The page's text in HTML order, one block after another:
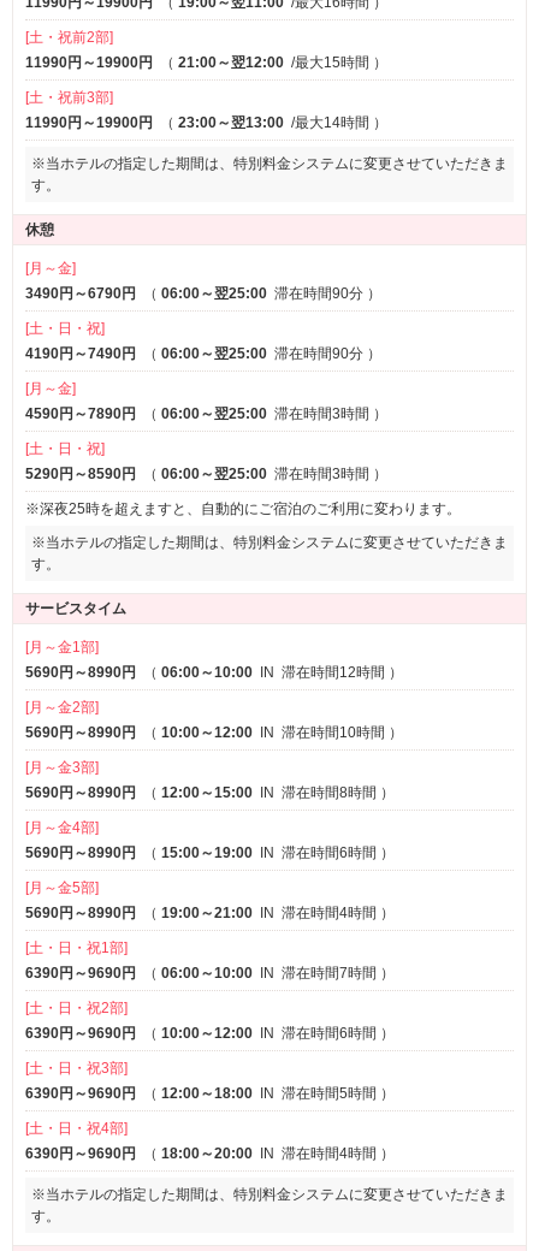
[土・祝前2部]
11990円～19900円
（ 21:00～翌12:00 /最大15時間 ）
[土・祝前3部]
11990円～19900円
（ 23:00～翌13:00 /最大14時間 ）
※当ホテルの指定した期間は、特別料金システムに変更させていただきま
す。
休憩
[月～金]
3490円～6790円
（ 06:00～翌25:00 滞在時間90分 ）
[土・日・祝]
4190円～7490円
（ 06:00～翌25:00 滞在時間90分 ）
[月～金]
4590円～7890円
（ 06:00～翌25:00 滞在時間3時間 ）
[土・日・祝]
5290円～8590円
（ 06:00～翌25:00 滞在時間3時間 ）
※深夜25時を超えますと、自動的にご宿泊のご利用に変わります。
※当ホテルの指定した期間は、特別料金システムに変更させていただきま
す。
サービスタイム
[月～金1部]
5690円～8990円
（ 06:00～10:00 IN 滞在時間12時間 ）
[月～金2部]
5690円～8990円
（ 10:00～12:00 IN 滞在時間10時間 ）
[月～金3部]
5690円～8990円
（ 12:00～15:00 IN 滞在時間8時間 ）
[月～金4部]
5690円～8990円
（ 15:00～19:00 IN 滞在時間6時間 ）
[月～金5部]
5690円～8990円
（ 19:00～21:00 IN 滞在時間4時間 ）
[土・日・祝1部]
6390円～9690円
（ 06:00～10:00 IN 滞在時間7時間 ）
[土・日・祝2部]
6390円～9690円
（ 10:00～12:00 IN 滞在時間6時間 ）
[土・日・祝3部]
6390円～9690円
（ 12:00～18:00 IN 滞在時間5時間 ）
[土・日・祝4部]
6390円～9690円
（ 18:00～20:00 IN 滞在時間4時間 ）
※当ホテルの指定した期間は、特別料金システムに変更させていただきま
す。